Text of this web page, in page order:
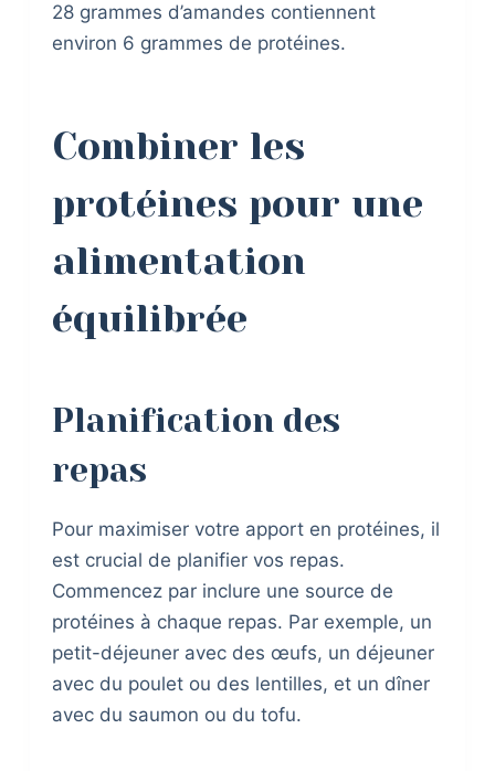
28 grammes d’amandes contiennent
environ 6 grammes de protéines.
Combiner les
protéines pour une
alimentation
équilibrée
Planification des
repas
Pour maximiser votre apport en protéines, il
est crucial de planifier vos repas.
Commencez par inclure une source de
protéines à chaque repas. Par exemple, un
petit-déjeuner avec des œufs, un déjeuner
avec du poulet ou des lentilles, et un dîner
avec du saumon ou du tofu.